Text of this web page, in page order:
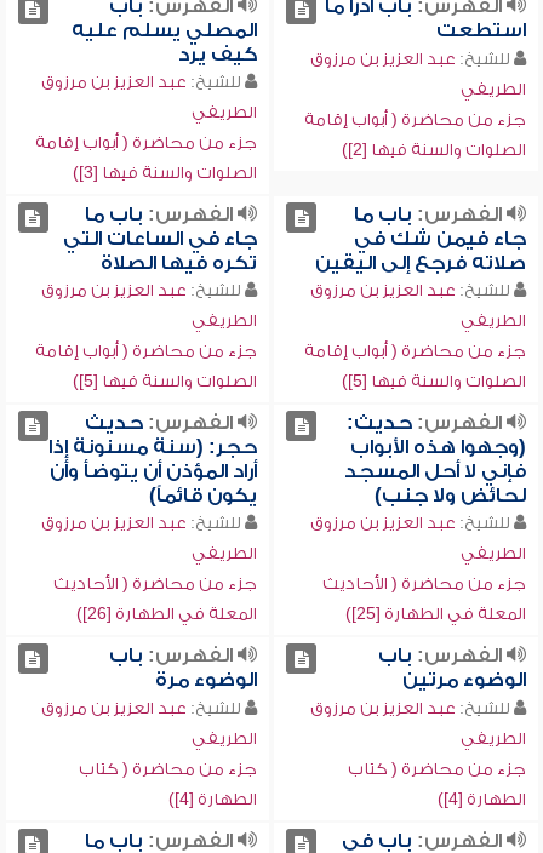
الفهرس: باب ادرأ ما
استطعت
للشيخ: عبد العزيز بن مرزوق
الطريفي
جزء من محاضرة ( أبواب إقامة
الصلوات والسنة فيها [2])
الفهرس: باب
المصلي يسلم عليه
كيف يرد
للشيخ: عبد العزيز بن مرزوق
الطريفي
جزء من محاضرة ( أبواب إقامة
الصلوات والسنة فيها [3])
الفهرس: باب ما
جاء فيمن شك في
صلاته فرجع إلى اليقين
للشيخ: عبد العزيز بن مرزوق
الطريفي
جزء من محاضرة ( أبواب إقامة
الصلوات والسنة فيها [5])
الفهرس: باب ما
جاء في الساعات التي
تكره فيها الصلاة
للشيخ: عبد العزيز بن مرزوق
الطريفي
جزء من محاضرة ( أبواب إقامة
الصلوات والسنة فيها [5])
الفهرس:حديث:
(وجهوا هذه الأبواب
فإني لا أحل المسجد
لحائض ولا جنب)
للشيخ: عبد العزيز بن مرزوق
الطريفي
جزء من محاضرة ( الأحاديث
المعلة في الطهارة [25])
الفهرس:حديث
حجر: (سنة مسنونة إذا
أراد المؤذن أن يتوضأ وأن
يكون قائماً)
للشيخ: عبد العزيز بن مرزوق
الطريفي
جزء من محاضرة ( الأحاديث
المعلة في الطهارة [26])
الفهرس: باب
الوضوء مرتين
للشيخ: عبد العزيز بن مرزوق
الطريفي
جزء من محاضرة ( كتاب
الطهارة [4])
الفهرس: باب
الوضوء مرة
للشيخ: عبد العزيز بن مرزوق
الطريفي
جزء من محاضرة ( كتاب
الطهارة [4])
الفهرس: باب في
الفهرس: باب ما